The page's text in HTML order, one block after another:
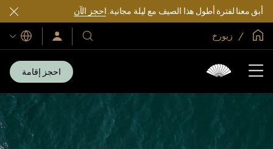
أبق معنا لفترة أطول هذا الصيف مع ليلة مجانية.احجز الآن
الصفحة الرئيسية العالمية
زيورخ
فنادقنا
ومنتجعاتنا
سجّل
الدخول/
اللغات
احجز إقامة